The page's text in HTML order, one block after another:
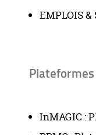
EMPLOIS &
InMAGIC :